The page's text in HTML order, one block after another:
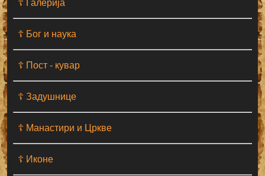
☦ Галерија
☦ Бог и наука
☦ Пост - кувар
☦ Задушнице
☦ Манастири и Цркве
☦ Иконе